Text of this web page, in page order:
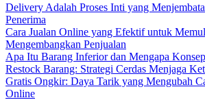
Delivery Adalah Proses Inti yang
Penerima
Cara Jualan Online yang Efektif untuk
Mengembangkan Penjualan
Apa Itu Barang Inferior dan Mengapa
Restock Barang: Strategi Cerdas Menjaga
Gratis Ongkir: Daya Tarik yang Mengubah
Online